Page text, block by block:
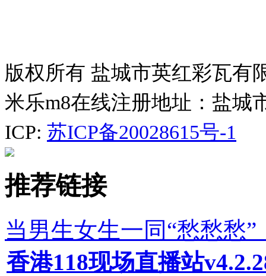
版权所有 盐城市英红彩瓦有
米乐m8在线注册地址：盐城
ICP: 苏ICP备20028615号-1
推荐链接
当男生女生一同“愁愁愁
香港118现场直播站